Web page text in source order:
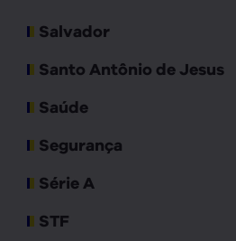
Salvador
Santo Antônio de Jesus
Saúde
Segurança
Série A
STF